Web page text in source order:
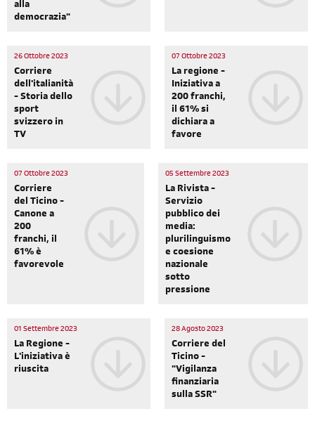
alla
democrazia"
26 Ottobre 2023
Corriere
dell'italianità
- Storia dello
sport
svizzero in
TV
07 Ottobre 2023
La regione -
Iniziativa a
200 franchi,
il 61% si
dichiara a
favore
07 Ottobre 2023
Corriere
del Ticino -
Canone a
200
franchi, il
61% è
favorevole
05 Settembre 2023
La Rivista -
Servizio
pubblico dei
media:
plurilinguismo
e coesione
nazionale
sotto
pressione
01 Settembre 2023
La Regione -
L'iniziativa è
riuscita
28 Agosto 2023
Corriere del
Ticino -
"Vigilanza
finanziaria
sulla SSR"